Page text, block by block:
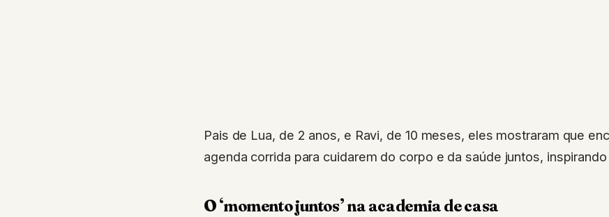
Pais de Lua, de 2 anos, e Ravi, de 10 meses, eles mostraram que
agenda corrida para cuidarem do corpo e da saúde juntos,
O ‘momento juntos’ na academia de casa